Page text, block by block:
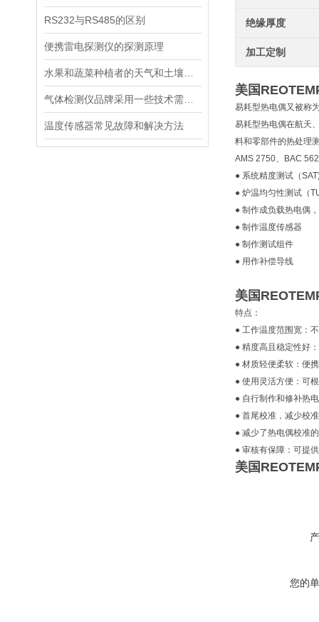
RS232与RS485的区别
便携雷电探测仪的探测原理
温度传感器常见故障和解决方法
绝缘厚度
加工定制
美国
易耗型热电偶又被称
易耗型热电偶在航天
料和零部件的热处理
AMS 2750、BAC
● 系统精度测试（
● 炉温均匀性测试（
● 制作成负载热电偶
● 制作温度传感器
● 制作测试组件
● 用作补偿导线
美国
特点：
● 工作温度范围宽：
● 精度高且稳定性好
● 材质轻便柔软：便
● 使用灵活方便：可
● 自行制作和修补热
● 首尾校准，减少校
● 减少了热电偶校准
● 审核有保障：可提
美国
您的